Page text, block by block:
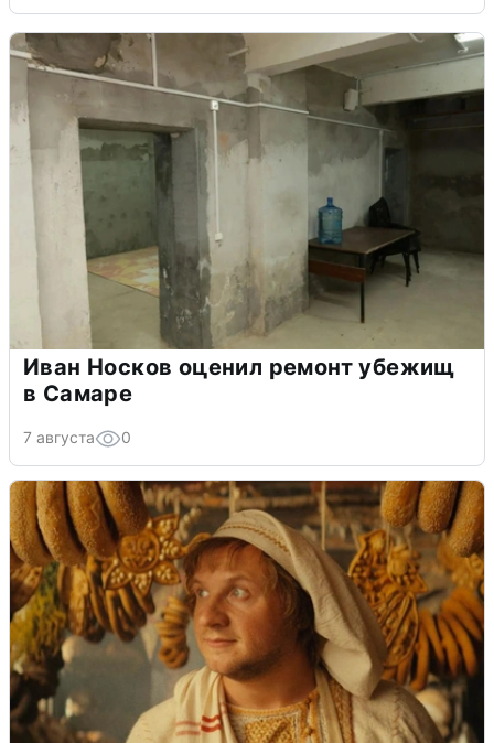
Иван Носков оценил ремонт убежищ
в Самаре
7 августа 0